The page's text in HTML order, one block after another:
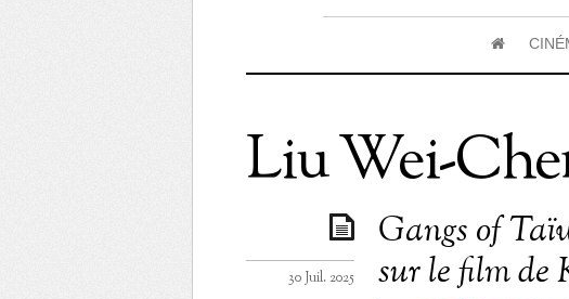
Liu Wei-
Gangs of
sur le film de
30 Juil. 2025